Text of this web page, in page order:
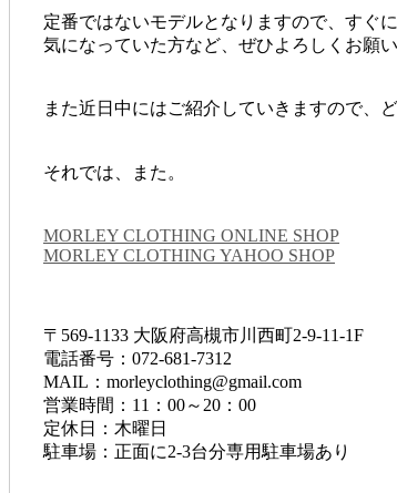
定番ではないモデルとなりますので、すぐ
気になっていた方など、ぜひよろしくお願い
また近日中にはご紹介していきますので、
それでは、また。
MORLEY CLOTHING ONLINE SHOP
MORLEY CLOTHING YAHOO SHOP
〒569-1133 大阪府高槻市川西町2-9-11-1F
電話番号：072-681-7312
MAIL：morleyclothing@gmail.com
営業時間：11：00～20：00
定休日：木曜日
駐車場：正面に2-3台分専用駐車場あり